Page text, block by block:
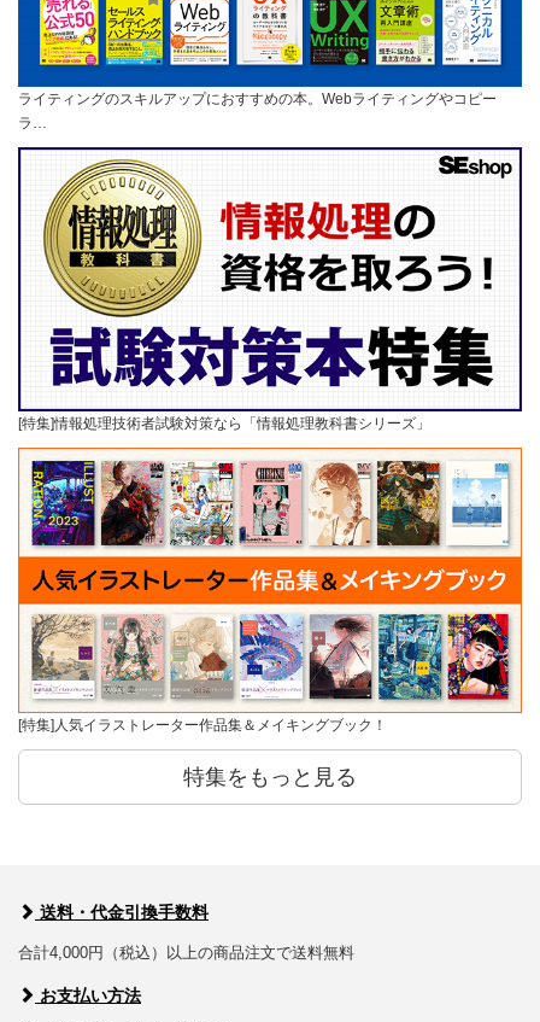
ライティングのスキルアップにおすすめの本。Webライティングやコピー
ラ…
[特集]情報処理技術者試験対策なら「情報処理教科書シリーズ」
[特集]人気イラストレーター作品集＆メイキングブック！
特集をもっと見る
送料・代金引換手数料
合計4,000円（税込）以上の商品注文で送料無料
お支払い方法